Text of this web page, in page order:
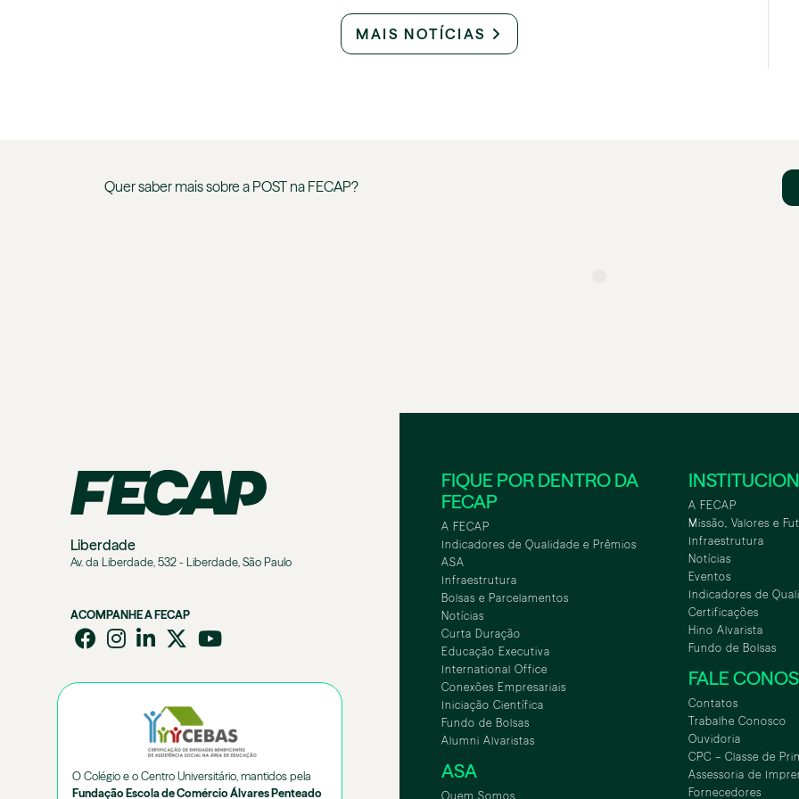
MAIS NOTÍCIAS
Quer saber mais sobre a POST na FECAP?
Liberdade
Av. da Liberdade, 532 - Liberdade, São Paulo
ACOMPANHE A FECAP
O Colégio e o Centro Universitário, mantidos pela
Fundação Escola de Comércio Álvares Penteado
FIQUE POR DENTRO DA
FECAP
A FECAP
Indicadores de Qualidade e Prêmios
ASA
Infraestrutura
Bolsas e Parcelamentos
Notícias
Curta Duração
Educação Executiva
International Office
Conexões Empresariais
Iniciação Científica
Fundo de Bolsas
Alumni Alvaristas
ASA
Quem Somos
A FECAP
Missão, Valores e
Infraestrutura
Notícias
Eventos
Indicadores de
Certificações
Hino Alvarista
Fundo de Bolsas
FALE
Contatos
Trabalhe Conosco
Ouvidoria
CPC – Classe de
Assessoria de
Fornecedores